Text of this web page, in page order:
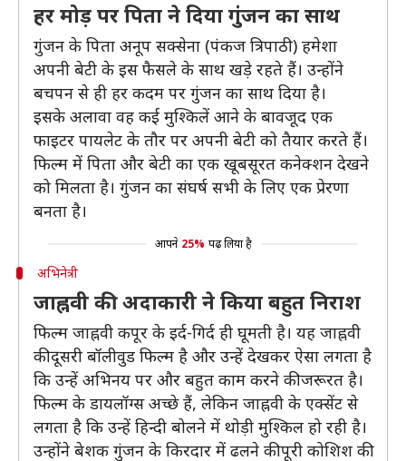
हर मोड़ पर पिता ने दिया गुंजन का साथ
गुंजन के पिता अनूप सक्सेना (पंकज त्रिपाठी) हमेशा
अपनी बेटी के इस फैसले के साथ खड़े रहते हैं। उन्होंने
बचपन से ही हर कदम पर गुंजन का साथ दिया है।
इसके अलावा वह कई मुश्किलें आने के बावजूद एक
फाइटर पायलेट के तौर पर अपनी बेटी को तैयार करते हैं।
फिल्म में पिता और बेटी का एक खूबसूरत कनेक्शन देखने
को मिलता है। गुंजन का संघर्ष सभी के लिए एक प्रेरणा
बनता है।
आपने 25% पढ़ लिया है
अभिनेत्री
जाह्नवी की अदाकारी ने किया बहुत निराश
फिल्म जाह्नवी कपूर के इर्द-गिर्द ही घूमती है। यह जाह्नवी
की दूसरी बॉलीवुड फिल्म है और उन्हें देखकर ऐसा लगता है
कि उन्हें अभिनय पर और बहुत काम करने की जरूरत है।
फिल्म के डायलॉग्स अच्छे हैं, लेकिन जाह्नवी के एक्सेंट से
लगता है कि उन्हें हिन्दी बोलने में थोड़ी मुश्किल हो रही है।
उन्होंने बेशक गुंजन के किरदार में ढलने की पूरी कोशिश की